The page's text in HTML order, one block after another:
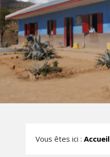
Vous êtes ici :Accueil